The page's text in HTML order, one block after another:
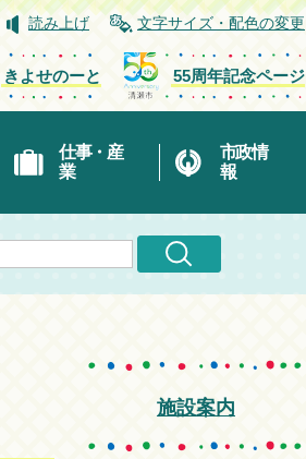
読み上げ 文字サイズ・配色の変更
きよせのーと 55周年記念ページ
仕事・産
業
市政情
報
施設案内